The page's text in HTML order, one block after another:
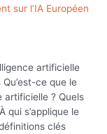
sur l’IA Européen
artificielle
ce que le
artificielle ? Quels
qui s’applique le
clés